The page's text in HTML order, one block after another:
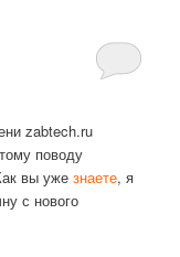
zabtech.ru
поводу
вы ужезнаете, я
с нового